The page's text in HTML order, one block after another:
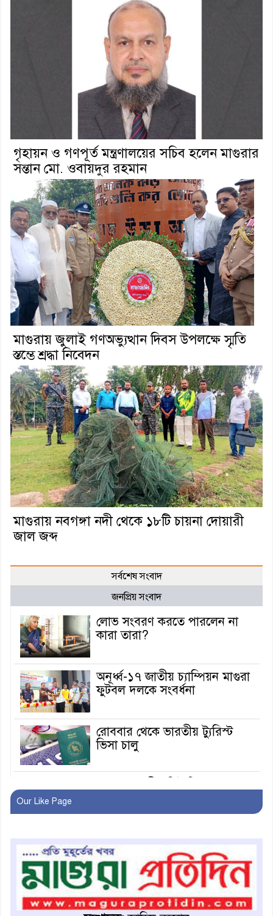
গৃহায়ন ও গণপূর্ত মন্ত্রণালয়ের সচিব হলেন মাগুরার
সন্তান মো. ওবায়দুর রহমান
মাগুরায় জুলাই গণঅভ্যুত্থান দিবস উপলক্ষে স্মৃতি
স্তম্ভে শ্রদ্ধা নিবেদন
মাগুরায় নবগঙ্গা নদী থেকে ১৮টি চায়না দোয়ারী
জাল জব্দ
সর্বশেষ সংবাদ
জনপ্রিয় সংবাদ
লোভ সংবরণ করতে পারলেন না
কারা তারা?
অনূর্ধ্ব-১৭ জাতীয় চ্যাম্পিয়ন মাগুরা
ফুটবল দলকে সংবর্ধনা
রোববার থেকে ভারতীয় ট্যুরিস্ট
ভিসা চালু
অবহিতকরণ
মাগুরায় আ’লীগের প্রতিষ্ঠাবার্ষিকীর
কর্মসূচি প্রতিরোধে বিএনপির
মোটরসাইকেল শোডাউন
খুব শিঘ্রই কর্মস্থলে ফিরবেন
Our Like Page